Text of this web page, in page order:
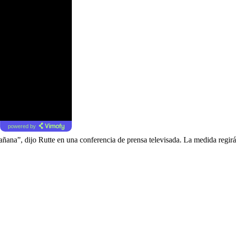
powered by
dijo Rutte en una conferencia de prensa televisada. La medida regirá